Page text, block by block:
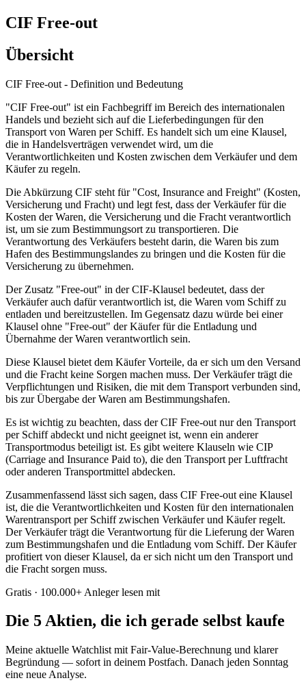
CIF Free-out
Übersicht
CIF Free-out - Definition und Bedeutung
"CIF Free-out" ist ein Fachbegriff im Bereich des internationalen
Handels und bezieht sich auf die Lieferbedingungen für den
Transport von Waren per Schiff. Es handelt sich um eine Klausel,
die in Handelsverträgen verwendet wird, um die
Verantwortlichkeiten und Kosten zwischen dem Verkäufer und dem
Käufer zu regeln.
Die Abkürzung CIF steht für "Cost, Insurance and Freight" (Kosten,
Versicherung und Fracht) und legt fest, dass der Verkäufer für die
Kosten der Waren, die Versicherung und die Fracht verantwortlich
ist, um sie zum Bestimmungsort zu transportieren. Die
Verantwortung des Verkäufers besteht darin, die Waren bis zum
Hafen des Bestimmungslandes zu bringen und die Kosten für die
Versicherung zu übernehmen.
Der Zusatz "Free-out" in der CIF-Klausel bedeutet, dass der
Verkäufer auch dafür verantwortlich ist, die Waren vom Schiff zu
entladen und bereitzustellen. Im Gegensatz dazu würde bei einer
Klausel ohne "Free-out" der Käufer für die Entladung und
Übernahme der Waren verantwortlich sein.
Diese Klausel bietet dem Käufer Vorteile, da er sich um den Versand
und die Fracht keine Sorgen machen muss. Der Verkäufer trägt die
Verpflichtungen und Risiken, die mit dem Transport verbunden sind,
bis zur Übergabe der Waren am Bestimmungshafen.
Es ist wichtig zu beachten, dass der CIF Free-out nur den Transport
per Schiff abdeckt und nicht geeignet ist, wenn ein anderer
Transportmodus beteiligt ist. Es gibt weitere Klauseln wie CIP
(Carriage and Insurance Paid to), die den Transport per Luftfracht
oder anderen Transportmittel abdecken.
Zusammenfassend lässt sich sagen, dass CIF Free-out eine Klausel
ist, die die Verantwortlichkeiten und Kosten für den internationalen
Warentransport per Schiff zwischen Verkäufer und Käufer regelt.
Der Verkäufer trägt die Verantwortung für die Lieferung der Waren
zum Bestimmungshafen und die Entladung vom Schiff. Der Käufer
profitiert von dieser Klausel, da er sich nicht um den Transport und
die Fracht sorgen muss.
Gratis · 100.000+ Anleger lesen mit
Die 5 Aktien, die ich gerade selbst kaufe
Meine aktuelle Watchlist mit Fair-Value-Berechnung und klarer
Begründung — sofort in deinem Postfach. Danach jeden Sonntag
eine neue Analyse.